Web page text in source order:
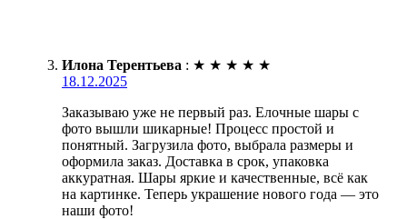
Илона Терентьева : ★ ★ ★ ★ ★
18.12.2025
Заказываю уже не первый раз. Елочные шары с
фото вышли шикарные! Процесс простой и
понятный. Загрузила фото, выбрала размеры и
оформила заказ. Доставка в срок, упаковка
аккуратная. Шары яркие и качественные, всё как
на картинке. Теперь украшение нового года — это
наши фото!